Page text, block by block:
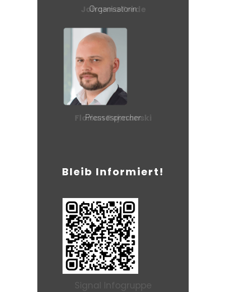
Johanna Frede
Organisatorin
Florian Rejmanski
Pressesprecher
Bleib Informiert!
Signal Infogruppe